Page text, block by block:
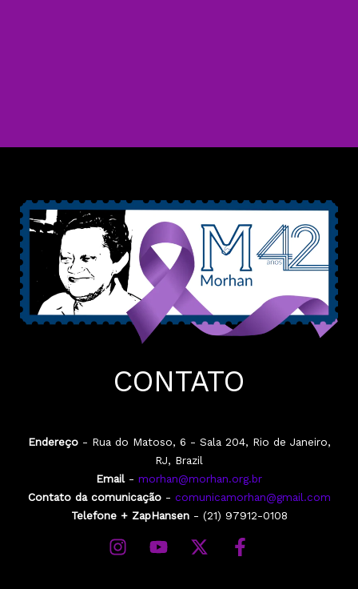
CONTATO
Endereço- Rua do Matoso, 6 - Sala 204, Rio de Janeiro,
RJ, Brazil
Email- morhan@morhan.org.br
Contato da comunicação- comunicamorhan@gmail.com
Telefone + ZapHansen- (21) 97912-0108